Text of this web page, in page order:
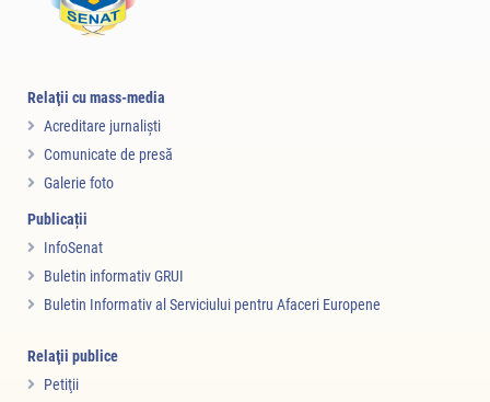
Relaţii cu mass-media
Acreditare jurnalişti
Comunicate de presă
Galerie foto
Publicații
InfoSenat
Buletin informativ GRUI
Buletin Informativ al Serviciului pentru Afaceri Europene
Relaţii publice
Petiţii